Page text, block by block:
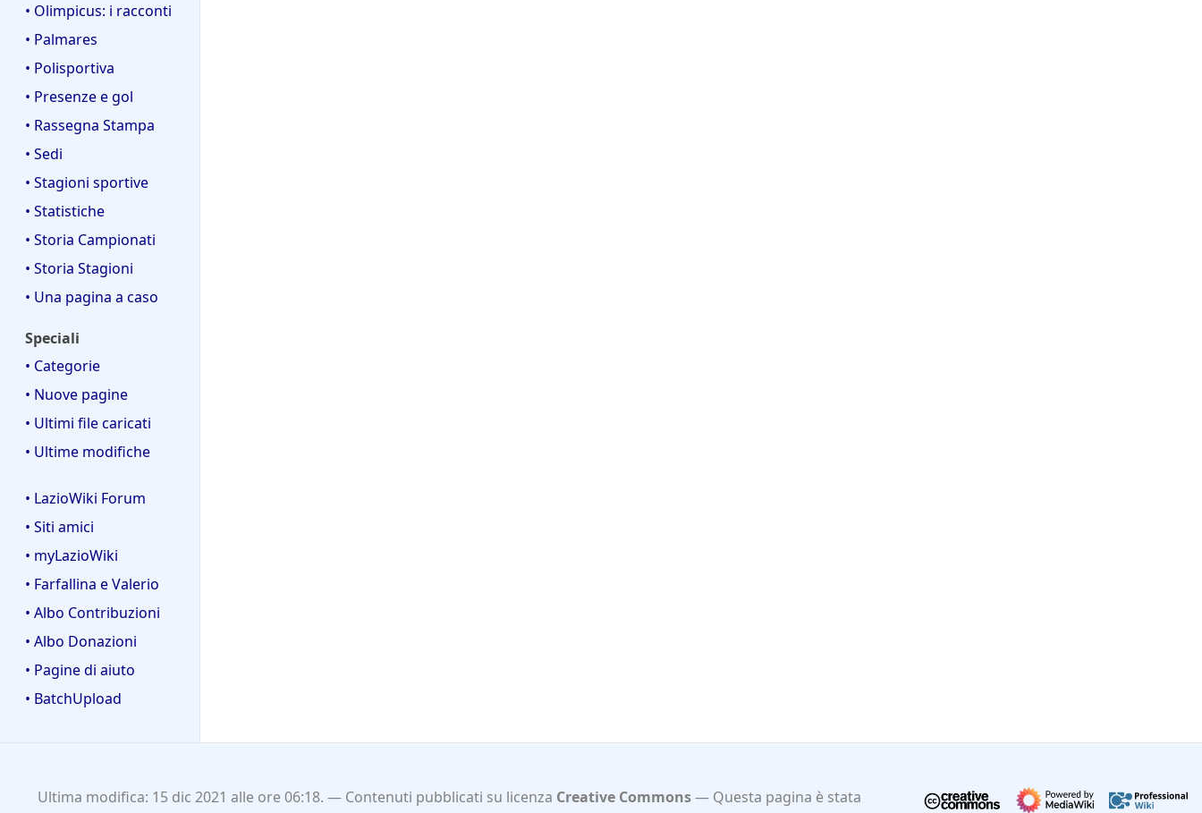
• Olimpicus: i racconti
• Palmares
• Polisportiva
• Presenze e gol
• Rassegna Stampa
• Sedi
• Stagioni sportive
• Statistiche
• Storia Campionati
• Storia Stagioni
• Una pagina a caso
Speciali
• Categorie
• Nuove pagine
• Ultimi file caricati
• Ultime modifiche
• LazioWiki Forum
• Siti amici
• myLazioWiki
• Farfallina e Valerio
• Albo Contribuzioni
• Albo Donazioni
• Pagine di aiuto
• BatchUpload
Ultima modifica: 15 dic 2021 alle ore 06:18. Contenuti pubblicati su licenza Creative Commons
Questa pagina è stata